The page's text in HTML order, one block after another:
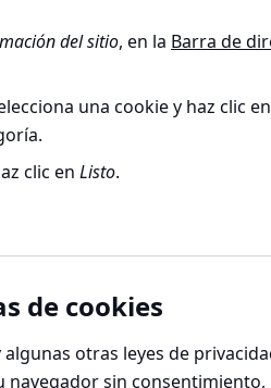
del sitio, en la Barra de
una cookie y haz clic en
clic en Listo.
de cookies
algunas otras leyes de
sin consentimiento,